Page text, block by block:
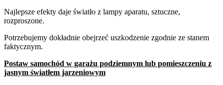
Najlepsze efekty daje światło z lampy aparatu, sztuczne,
rozproszone.
Potrzebujemy dokładnie obejrzeć uszkodzenie zgodnie ze stanem
faktycznym.
Postaw samochód w garażu podziemnym lub pomieszczeniu z
jasnym światłem jarzeniowym